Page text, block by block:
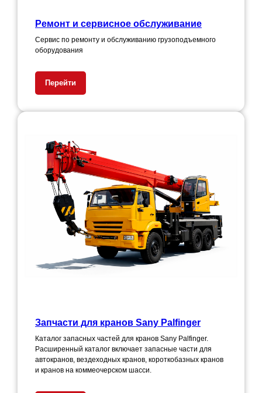
Ремонт и сервисное обслуживание
Сервис по ремонту и обслуживанию грузоподъемного
оборудования
Перейти
Запчасти для кранов Sany Palfinger
Каталог запасных частей для кранов Sany Palfinger.
Расширенный каталог включает запасные части для
автокранов, вездеходных кранов, короткобазных кранов
и кранов на коммеочерском шасси.